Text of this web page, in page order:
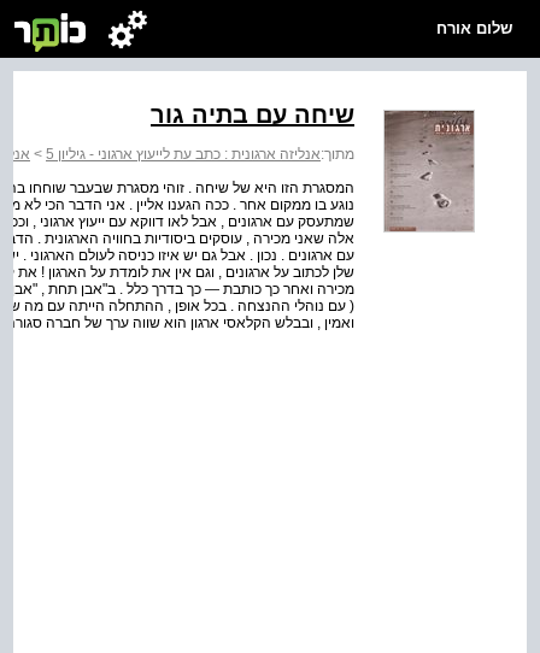
שלום אורח
שיחה עם בתיה גור
מתוך:אנליזה ארגונית : כתב עת לייעוץ ארגוני - גיליון 5 >
המסגרת הזו היא של שיחה . זוהי מסגרת שבעבר שוחחו בה
נוגע בו ממקום אחר . ככה הגענו אליין . אני הדבר הכי לא
שמתעסק עם ארגונים , אבל לאו דווקא עם ייעוץ ארגוני ,
אלה שאני מכירה , עוסקים ביסודיות בחוויה הארגונית .
עם ארגונים . נכון . אבל גם יש איזו כניסה לעולם הארגוני
שלן לכתוב על ארגונים , וגם אין את לומדת על הארגון ! את
מכירה ואחר כך כותבת — כך בדרך כלל . ב"אבן תחת , "אבן
( עם נוהלי ההנצחה . בכל אופן , ההתחלה הייתה עם מה
ואמין , ובבלש הקלאסי ארגון הוא שווה ערך של חברה